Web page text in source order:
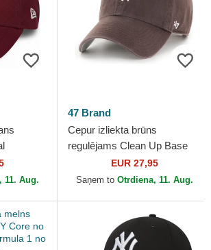
New
no New
11. Aug.
47 Brand
Cepur izliekta brūns
regulējams Clean Up Base
Runner Mini no New York
Yankees MLB no 47 Brand
EUR 27,95
Saņem to Otrdiena, 11. Aug.